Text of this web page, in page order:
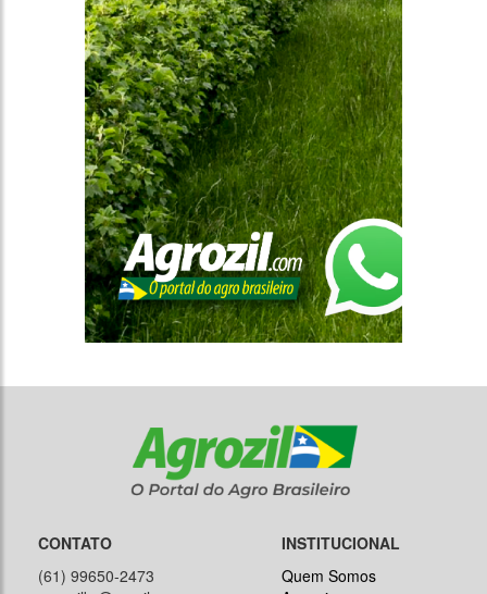
CONTATO
(61) 99650-2473
INSTITUCIONAL
Quem Somos